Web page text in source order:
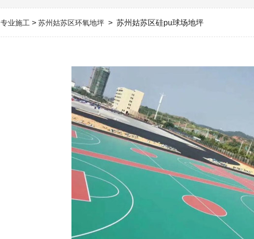
专业施工 > 苏州姑苏区环氧地坪 > 苏州姑苏区硅pu球场地坪